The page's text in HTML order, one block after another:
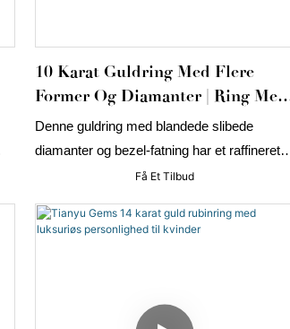
10 Karat Guldring Med Flere
Former Og Diamanter | Ring Med
5 Sten I Blandet Slebet Design
Denne guldring med blandede slibede
diamanter og bezel-fatning har et raffineret
udvalg af geometriske og hjerteformede
smykkekollektioner og private label-mærker.
med bezel for holdbarhed, komfort og
Få Et Tilbud